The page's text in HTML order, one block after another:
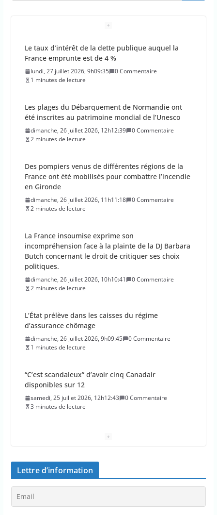
Le taux d’intérêt de la dette publique auquel la
France emprunte est de 4 %
lundi, 27 juillet 2026, 9h09:35
0 Commentaire
1 minutes de lecture
Les plages du Débarquement de Normandie ont
été inscrites au patrimoine mondial de l’Unesco
dimanche, 26 juillet 2026, 12h12:39
0 Commentaire
2 minutes de lecture
Des pompiers venus de différentes régions de la
France ont été mobilisés pour combattre l’incendie
en Gironde
dimanche, 26 juillet 2026, 11h11:18
0 Commentaire
2 minutes de lecture
La France insoumise exprime son
incompréhension face à la plainte de la DJ Barbara
Butch concernant le droit de critiquer ses choix
politiques.
dimanche, 26 juillet 2026, 10h10:41
0 Commentaire
2 minutes de lecture
L’État prélève dans les caisses du régime
d’assurance chômage
dimanche, 26 juillet 2026, 9h09:45
0 Commentaire
1 minutes de lecture
“C’est scandaleux” d’avoir cinq Canadair
disponibles sur 12
samedi, 25 juillet 2026, 12h12:43
0 Commentaire
3 minutes de lecture
Le maire de New York, dit qu’il n’a pas la capacité
1 minutes de lecture
L’épidémie d’Ebola a entraîné plus de 1 000 décès
Lettre d’information